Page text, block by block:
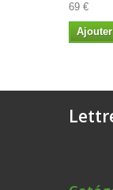
69 €